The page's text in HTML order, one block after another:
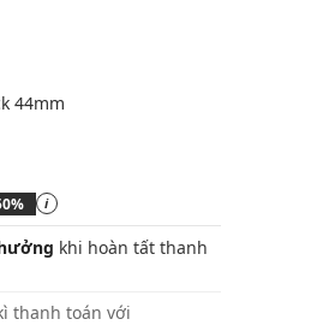
44mm
i
khi hoàn tất thanh
thanh toán với